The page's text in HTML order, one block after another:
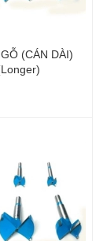
(CÁN DÀI)